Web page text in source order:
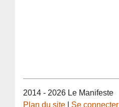
2014 - 2026 Le Manifeste
Plan du site
Se connecter